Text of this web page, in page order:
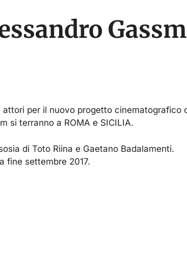
per il nuovo progetto cinematografico
si terranno a ROMA e SICILIA.
di Toto Riina e Gaetano Badalamenti.
fine settembre 2017.